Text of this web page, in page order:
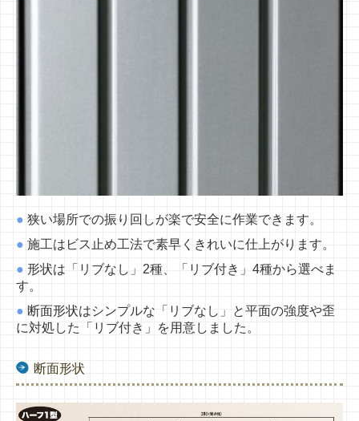
● 狭い場所での振り回しが楽で安全に作業できます。
● 施工はビス止め工法で素早くきれいに仕上がります。
● 形状は「リブなし」2種、「リブ付き」4種から選べま
す。
● 断面形状はシンプルな「リブなし」と平面の強度や歪
に対処した「リブ付き」を用意しました。
断面形状